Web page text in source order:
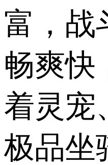
富，战
畅爽快
着灵宠
极品坐